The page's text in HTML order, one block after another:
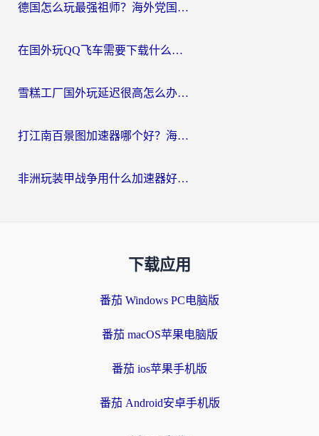
德国怎么玩最强祖师？海外党国服游戏加速器选择全攻略（附宝可梦Online实测）
在国外玩QQ飞车需要下载什么加速器呢？海外党亲测有效的国服游戏加速指南
雪糕工厂国外玩延迟很高怎么办？海外玩家国服游戏加速终极攻略（附实测推荐）
打江南百景图加速器哪个好？海外党踩坑N次后，终于找到不卡的秘诀
非洲玩装甲战争用什么加速器好？海外党亲测有效的国服游戏加速方案
下载应用
番茄 Windows PC电脑版
番茄 macOS苹果电脑版
番茄 ios苹果手机版
番茄 Android安卓手机版